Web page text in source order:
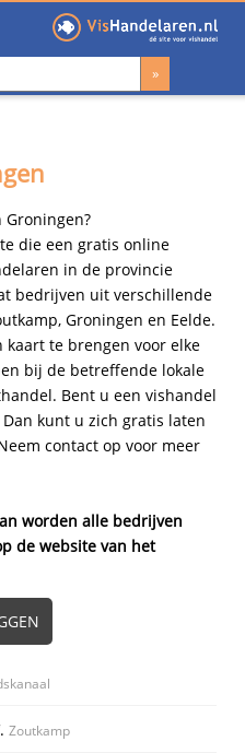
Groningen?
die een gratis online
in de provincie
bedrijven uit verschillende
Groningen en Eelde.
te brengen voor elke
bij de betreffende lokale
Bent u een vishandel
kunt u zich gratis laten
contact op voor meer
worden alle bedrijven
de website van het
Zoutkamp